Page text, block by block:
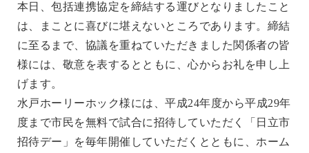
本日、包括連携協定を締結する運びとなりましたこと
は、まことに喜びに堪えないところであります。締結
に至るまで、協議を重ねていただきました関係者の皆
様には、敬意を表するとともに、心からお礼を申し上
げます。
水戸ホーリーホック様には、平成24年度から平成29年
度まで市民を無料で試合に招待していただく「日立市
招待デー」を毎年開催していただくとともに、ホーム